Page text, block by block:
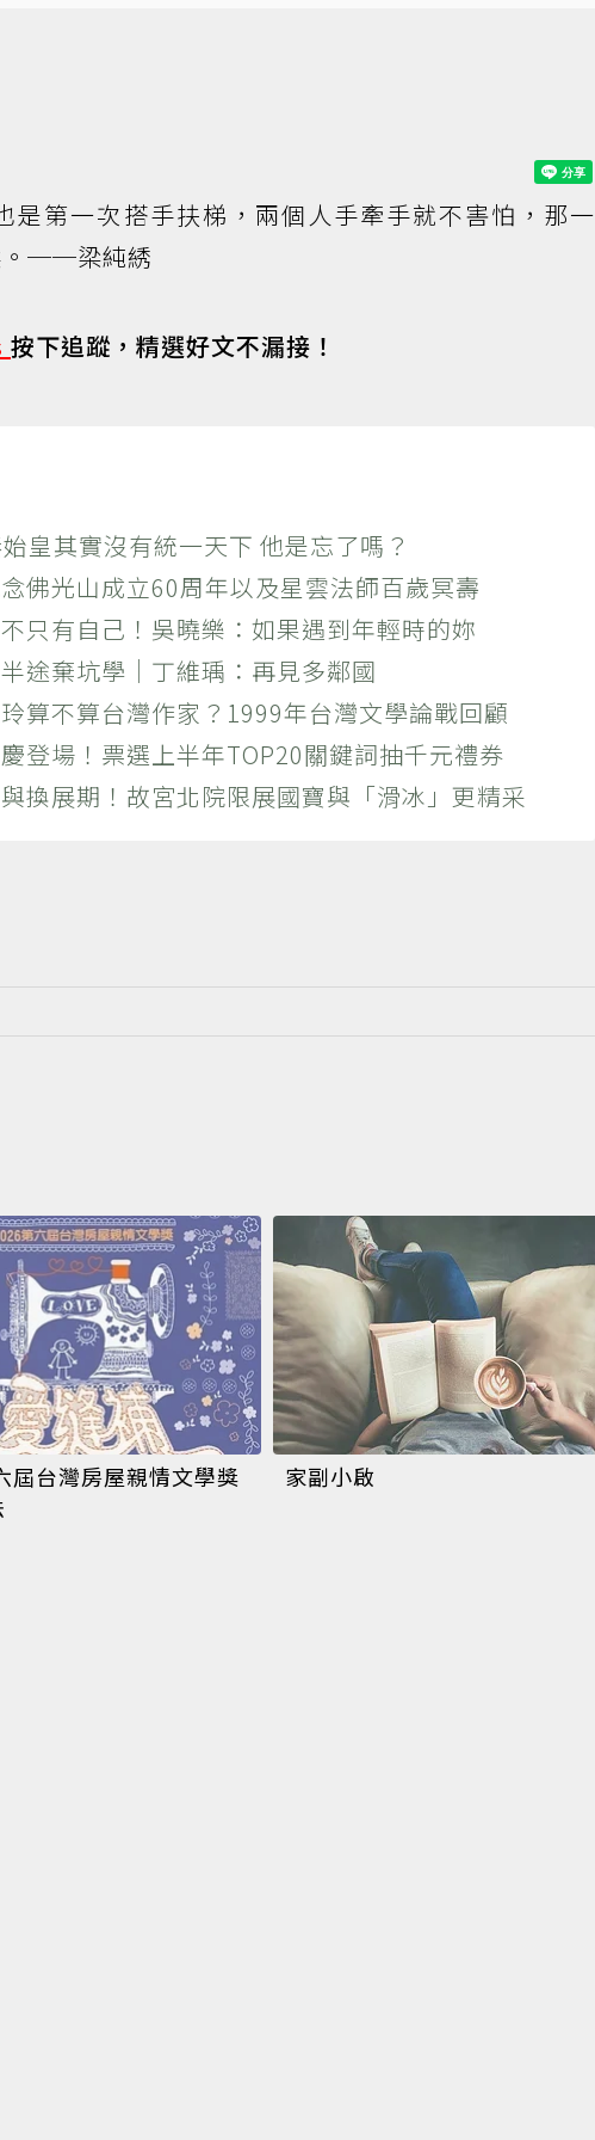
是第一次搭手扶梯，兩個人手牽手就不害怕，那一
。──梁純綉
按下追蹤，精選好文不漏接！
皇其實沒有統一天下 他是忘了嗎？
佛光山成立60周年以及星雲法師百歲冥壽
只有自己！吳曉樂：如果遇到年輕時的妳
途棄坑學｜丁維瑀：再見多鄰國
算不算台灣作家？1999年台灣文學論戰回顧
登場！票選上半年TOP20關鍵詞抽千元禮券
換展期！故宮北院限展國寶與「滑冰」更精采
屆台灣房屋親情文學獎
家副小啟